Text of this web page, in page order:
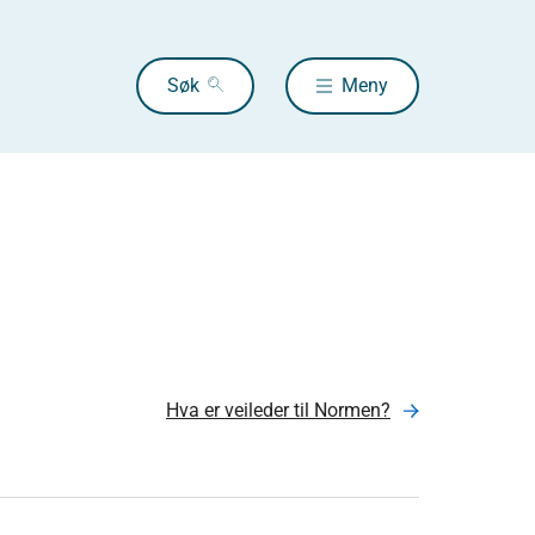
Søk Meny
Hva er veileder til Normen?